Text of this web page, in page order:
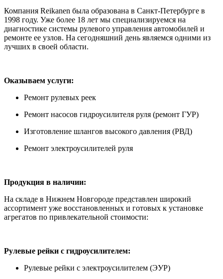
Компания Reikanen была образована в Санкт-Петербурге в
1998 году. Уже более 18 лет мы специализируемся на
диагностике системы рулевого управления автомобилей и
ремонте ее узлов. На сегодняшний день являемся одними из
лучших в своей области.
Оказываем услуги:
Ремонт рулевых реек
Ремонт насосов гидроусилителя руля (ремонт ГУР)
Изготовление шлангов высокого давления (РВД)
Ремонт электроусилителей руля
Продукция в наличии:
На складе в Нижнем Новгороде представлен широкий
ассортимент уже восстановленных и готовых к установке
агрегатов по привлекательной стоимости:
Рулевые рейки с гидроусилителем:
Рулевые рейки с электроусилителем (ЭУР)